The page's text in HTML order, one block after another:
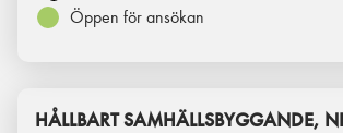
Öppen för ansökan
HÅLLBART SAMHÄLLSBYGGANDE,